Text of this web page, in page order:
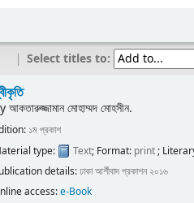
| Select titles to:
আকতারুজ্জামান মোহাম্মদ মোহসীন.
১ম প্রকাশ
type:
Text; Format: print ;
details:ঢাকাআর্শীবাদ প্রকাশন ২০১৬
access:e-Book